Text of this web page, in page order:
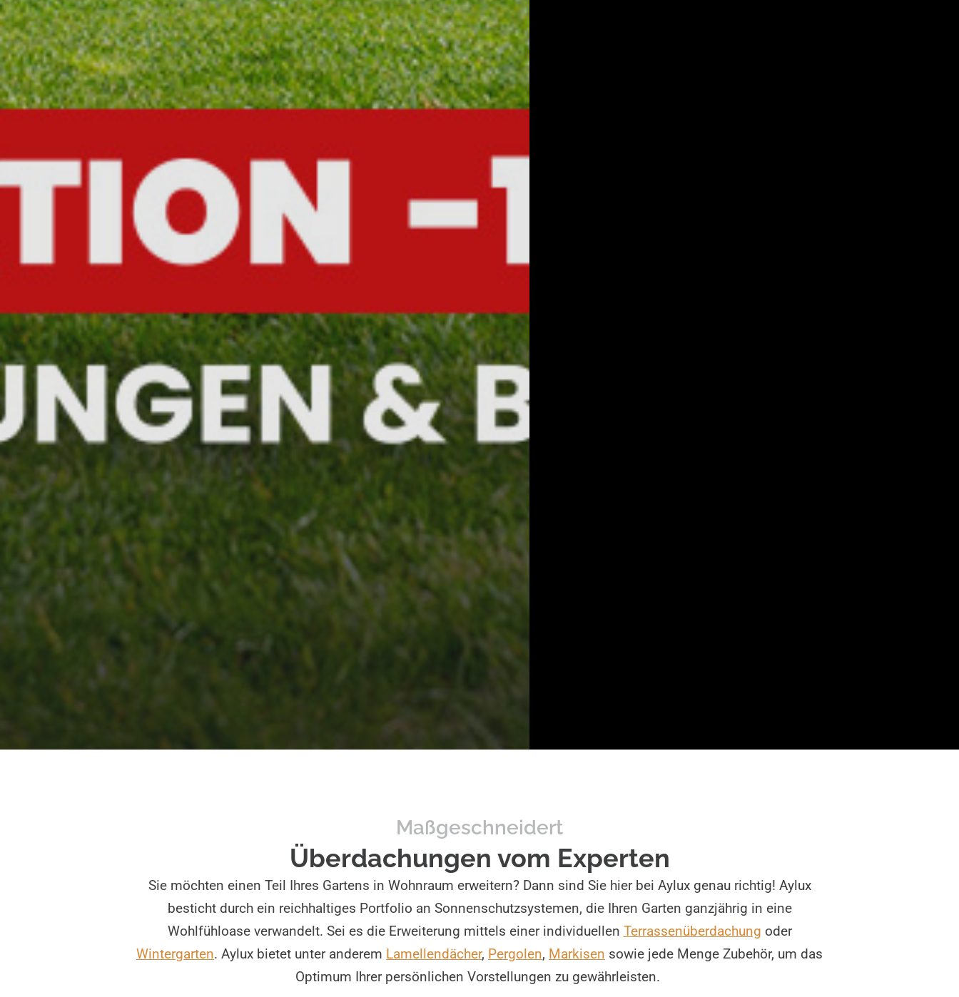
Maßgeschneidert
Überdachungen vom Experten
Sie möchten einen Teil Ihres Gartens in Wohnraum erweitern? Dann sind Sie hier bei Aylux genau richtig! Aylux
besticht durch ein reichhaltiges Portfolio an Sonnenschutzsystemen, die Ihren Garten ganzjährig in eine
Wohlfühloase verwandelt. Sei es die Erweiterung mittels einer individuellen Terrassenüberdachung oder
Wintergarten. Aylux bietet unter anderem Lamellendächer, Pergolen, Markisen sowie jede Menge Zubehör, um das
Optimum Ihrer persönlichen Vorstellungen zu gewährleisten.